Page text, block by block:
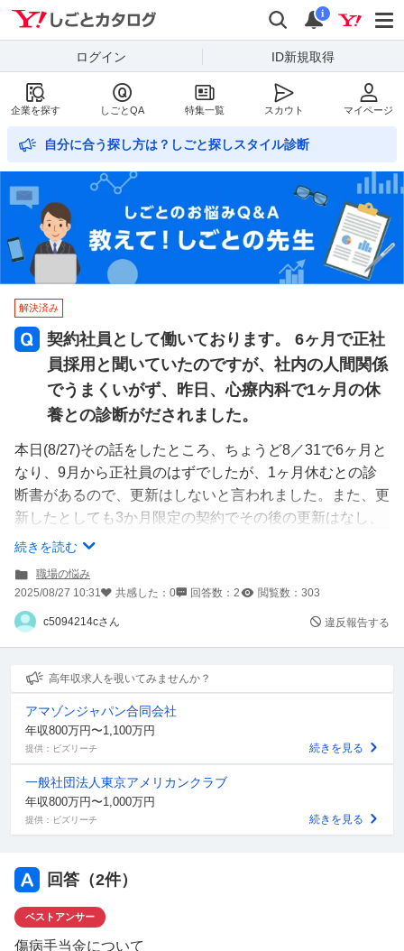
Yahoo!しごとカタログ
検索
通知
i
ログイン ID新規取得
企業を探す しごとQA 特集一覧 スカウト マイページ
自分に合う探し方は？しごと探しスタイル診断
解決済み
契約社員として働いております。 6ヶ月で正社
員採用と聞いていたのですが、社内の人間関係
でうまくいがず、昨日、心療内科で1ヶ月の休
養との診断がだされました。
本日(8/27)その話をしたところ、ちょうど8／31で6ヶ月と
なり、9月から正社員のはずでしたが、1ヶ月休むとの診
断書があるので、更新はしないと言われました。また、更
新したとしても3か月限定の契約でその後の更新はなし、
正社員ではないので休業の傷病手当申請もできないと言わ
こんな会社辞めてやる！とは思いますが、当面のお金の心
配もあり、傷病手当または労災をもらうことはできないの
でしょうか。
続きを読む
職場の悩み
2025/08/27 10:31
共感した： 0 回答数： 2 閲覧数： 303
c5094214cさん 違反報告する
高年収求人を覗いてみませんか？
アマゾンジャパン合同会社
年収800万円〜1,100万円
提供：ビズリーチ 続きを見る
一般社団法人東京アメリカンクラブ
年収800万円〜1,000万円
提供：ビズリーチ 続きを見る
回答（2件）
ベストアンサー
傷病手当金について